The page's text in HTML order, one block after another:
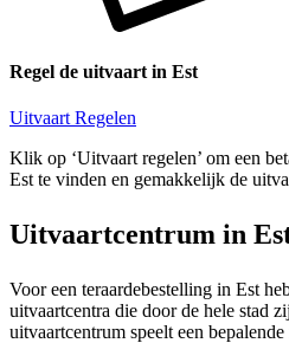
Regel de uitvaart in Est
Uitvaart Regelen
Klik op ‘Uitvaart regelen’ om een
Est te vinden en gemakkelijk de
Uitvaartcentrum in
Voor een teraardebestelling in Est
uitvaartcentra die door de hele stad
uitvaartcentrum speelt een